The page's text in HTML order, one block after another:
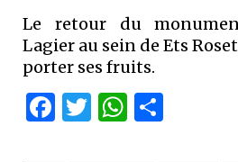
Le retour du
Lagier au sein de Ets
porter ses fruits.
Facebook
Twitter